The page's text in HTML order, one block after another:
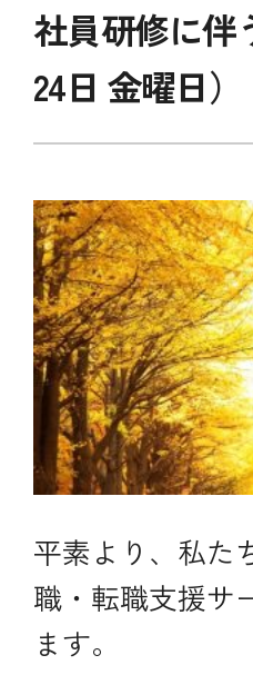
社員研修に伴
24日 金曜日）
平素より、私た
職・転職支援サ
ます。